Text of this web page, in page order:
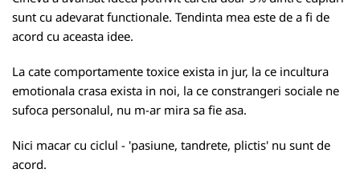
sunt cu adevarat functionale. Tendinta mea este de a fi de
acord cu aceasta idee.
La cate comportamente toxice exista in jur, la ce incultura
emotionala crasa exista in noi, la ce constrangeri sociale ne
sufoca personalul, nu m-ar mira sa fie asa.
Nici macar cu ciclul - 'pasiune, tandrete, plictis' nu sunt de
acord.